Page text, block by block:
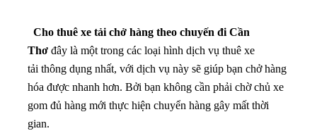
Cho thuê xe tải chở hàng theo chuyến đi Cần
Thơ đây là một trong các loại hình dịch vụ thuê xe
tải thông dụng nhất, với dịch vụ này sẽ giúp bạn chở hàng
hóa được nhanh hơn. Bởi bạn không cần phải chờ chủ xe
gom đủ hàng mới thực hiện chuyển hàng gây mất thời
gian.